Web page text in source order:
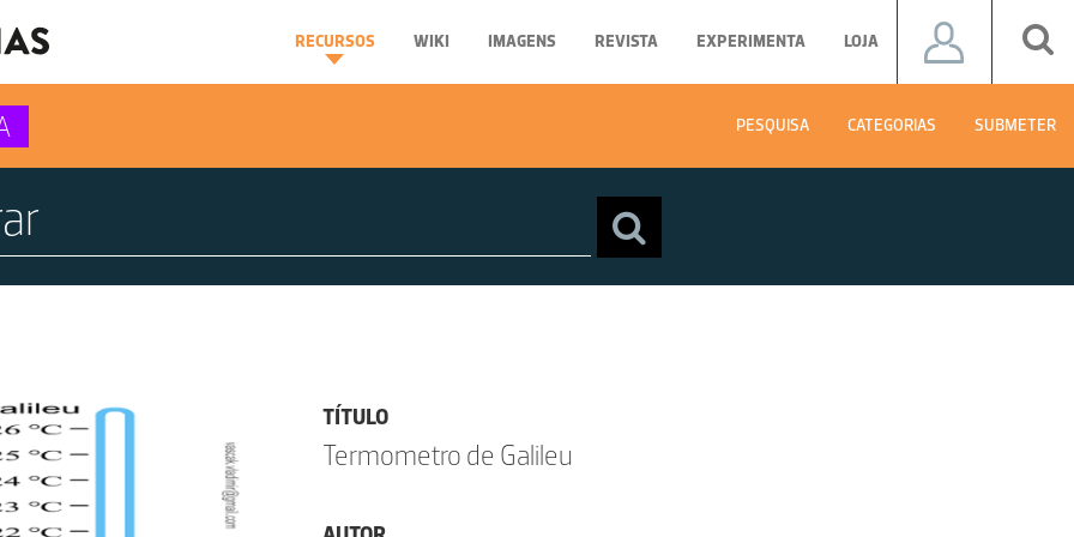
RECURSOS WIKI IMAGENS REVISTA EXPERIMENTA LOJA
PESQUISA CATEGORIAS SUBMETER
TÍTULO
Termometro de Galileu